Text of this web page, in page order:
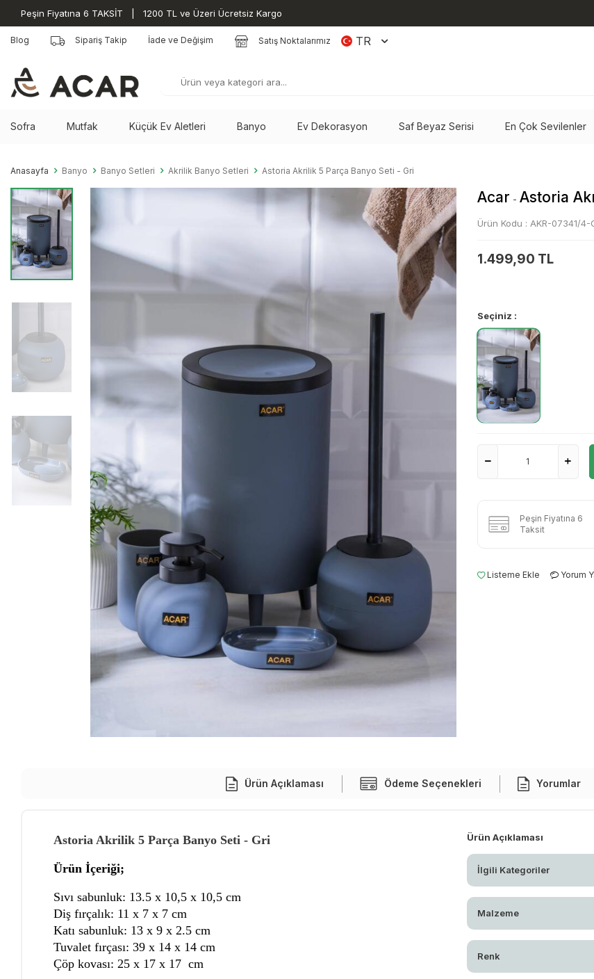
Peşin Fiyatına 6 TAKSİT | 1200 TL ve Üzeri Ücretsiz Kargo
Blog Sipariş Takip İade ve Değişim Satış Noktalarımız TR
Sofra Mutfak Küçük Ev Aletleri Banyo Ev Dekorasyon Saf Beyaz Serisi En Çok Sevilenler
Anasayfa Banyo Banyo Setleri Akrilik Banyo Setleri Astoria Akrilik 5 Parça Banyo Seti - Gri
Acar - Astoria
Ürün Kodu : AKR-07341/4-
1.499,90 TL
Seçiniz :
Peşin Fiyatına 6
Taksit
Listeme Ekle Yorum
Ürün Açıklaması Ödeme Seçenekleri Yorumlar
Astoria Akrilik 5 Parça Banyo Seti - Gri
Ürün İçeriği;
Sıvı sabunluk: 13.5 x 10,5 x 10,5 cm
Diş fırçalık: 11 x 7 x 7 cm
Katı sabunluk: 13 x 9 x 2.5 cm
Tuvalet fırçası: 39 x 14 x 14 cm
Çöp kovası: 25 x 17 x 17 cm
Ürün Açıklaması
İlgili Kategoriler
Malzeme
Renk